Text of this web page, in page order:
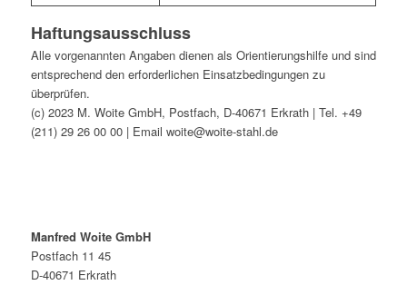
Haftungsausschluss
Alle vorgenannten Angaben dienen als Orientierungshilfe und sind
entsprechend den erforderlichen Einsatzbedingungen zu
überprüfen.
(c) 2023 M. Woite GmbH, Postfach, D-40671 Erkrath | Tel. +49
(211) 29 26 00 00 | Email woite@woite-stahl.de
Manfred Woite GmbH
Postfach 11 45
D-40671 Erkrath